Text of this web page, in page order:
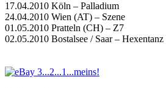
17.04.2010 Köln – Palladium
24.04.2010 Wien (AT) – Szene
01.05.2010 Pratteln (CH) – Z7
02.05.2010 Bostalsee / Saar – Hexentanz